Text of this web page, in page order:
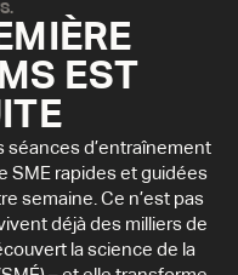
EST
séances d’entraînement
SME rapides et guidées
semaine. Ce n’est pas
déjà des milliers de
la science de la